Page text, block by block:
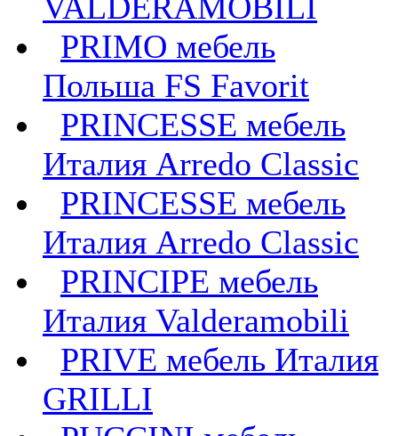
PRIMO мебель
Польша FS Favorit
PRINCESSE мебель
Италия Arredo Classic
PRINCESSE мебель
Италия Arredo Classic
PRINCIPE мебель
Италия Valderamobili
PRIVE мебель Италия
GRILLI